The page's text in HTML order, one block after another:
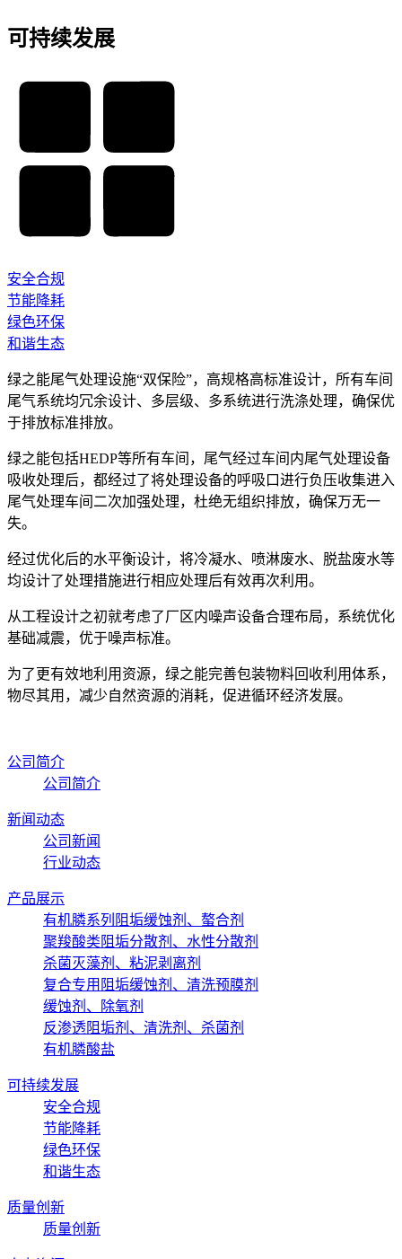
可持续发展
安全合规
节能降耗
绿色环保
和谐生态
绿之能尾气处理设施“双保险”，高规格高标准设计，所有车间
尾气系统均冗余设计、多层级、多系统进行洗涤处理，确保优
于排放标准排放。
绿之能包括HEDP等所有车间，尾气经过车间内尾气处理设备
吸收处理后，都经过了将处理设备的呼吸口进行负压收集进入
尾气处理车间二次加强处理，杜绝无组织排放，确保万无一
失。
经过优化后的水平衡设计，将冷凝水、喷淋废水、脱盐废水等
均设计了处理措施进行相应处理后有效再次利用。
从工程设计之初就考虑了厂区内噪声设备合理布局，系统优化
基础减震，优于噪声标准。
为了更有效地利用资源，绿之能完善包装物料回收利用体系，
物尽其用，减少自然资源的消耗，促进循环经济发展。
公司简介
公司简介
新闻动态
公司新闻
行业动态
产品展示
有机膦系列阻垢缓蚀剂、螯合剂
聚羧酸类阻垢分散剂、水性分散剂
杀菌灭藻剂、粘泥剥离剂
复合专用阻垢缓蚀剂、清洗预膜剂
缓蚀剂、除氧剂
反渗透阻垢剂、清洗剂、杀菌剂
有机膦酸盐
可持续发展
安全合规
节能降耗
绿色环保
和谐生态
质量创新
质量创新